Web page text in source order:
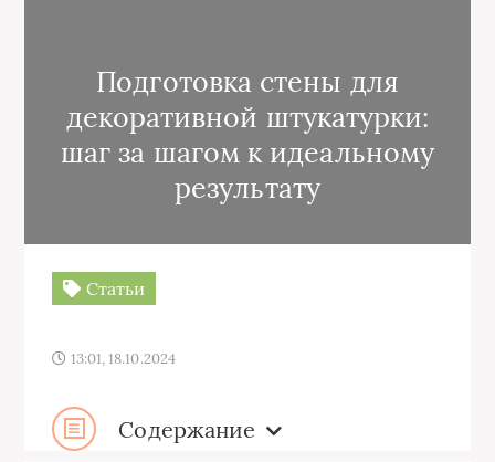
Подготовка стены для
декоративной штукатурки:
шаг за шагом к идеальному
результату
Статьи
13:01, 18.10.2024
Содержание